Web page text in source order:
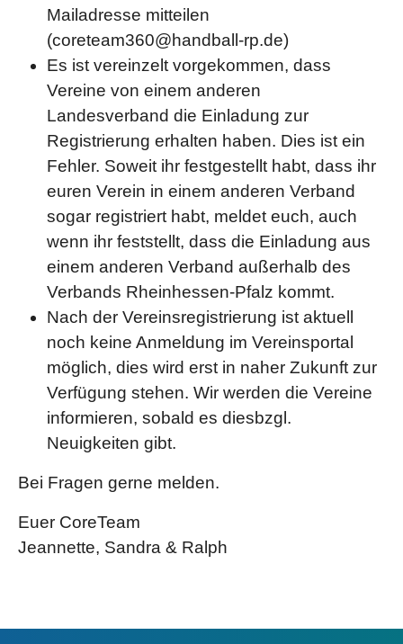
Mailadresse mitteilen
(coreteam360@handball-rp.de)
Es ist vereinzelt vorgekommen, dass
Vereine von einem anderen
Landesverband die Einladung zur
Registrierung erhalten haben. Dies ist ein
Fehler. Soweit ihr festgestellt habt, dass ihr
euren Verein in einem anderen Verband
sogar registriert habt, meldet euch, auch
wenn ihr feststellt, dass die Einladung aus
einem anderen Verband außerhalb des
Verbands Rheinhessen-Pfalz kommt.
Nach der Vereinsregistrierung ist aktuell
noch keine Anmeldung im Vereinsportal
möglich, dies wird erst in naher Zukunft zur
Verfügung stehen. Wir werden die Vereine
informieren, sobald es diesbzgl.
Neuigkeiten gibt.
Bei Fragen gerne melden.
Euer CoreTeam
Jeannette, Sandra & Ralph